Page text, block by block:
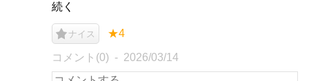
続く
ナイス ★4
コメント(0) 2026/03/14